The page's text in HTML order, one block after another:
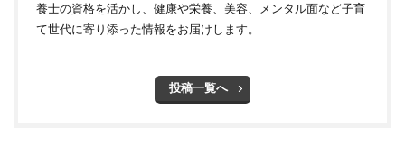
養士の資格を活かし、健康や栄養、美容、メンタル面など子育
て世代に寄り添った情報をお届けします。
投稿一覧へ